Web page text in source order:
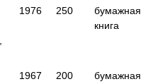
1976 250
бумажная
книга
1967 200
бумажная